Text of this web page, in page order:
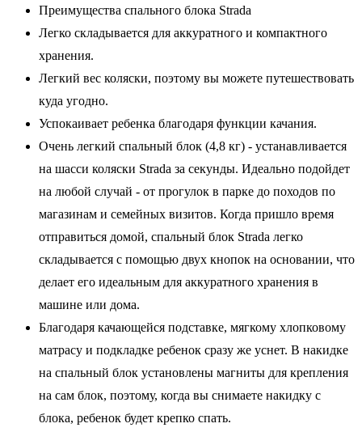
Преимущества спального блока Strada
Легко складывается для аккуратного и компактного
хранения.
Легкий вес коляски, поэтому вы можете путешествовать
куда угодно.
Успокаивает ребенка благодаря функции качания.
Очень легкий спальный блок (4,8 кг) - устанавливается
на шасси коляски Strada за секунды. Идеально подойдет
на любой случай - от прогулок в парке до походов по
магазинам и семейных визитов. Когда пришло время
отправиться домой, спальный блок Strada легко
складывается с помощью двух кнопок на основании, что
делает его идеальным для аккуратного хранения в
машине или дома.
Благодаря качающейся подставке, мягкому хлопковому
матрасу и подкладке ребенок сразу же уснет. В накидке
на спальный блок установлены магниты для крепления
на сам блок, поэтому, когда вы снимаете накидку с
блока, ребенок будет крепко спать.